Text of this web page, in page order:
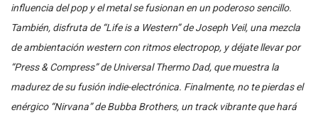
influencia del pop y el metal se fusionan en un poderoso sencillo.
También, disfruta de “Life is a Western” de Joseph Veil, una mezcla
de ambientación western con ritmos electropop, y déjate llevar por
“Press & Compress” de Universal Thermo Dad, que muestra la
madurez de su fusión indie-electrónica. Finalmente, no te pierdas el
enérgico “Nirvana” de Bubba Brothers, un track vibrante que hará